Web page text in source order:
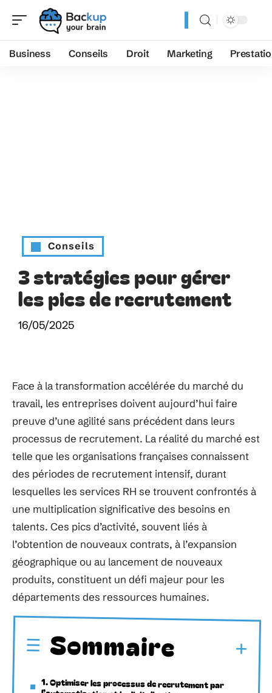
Business Conseils Droit Marketing
Conseils
3 stratégies pour gérer
les pics de recrutement
16/05/2025
Face à la transformation accélérée du marché du
travail, les entreprises doivent aujourd’hui faire
preuve d’une agilité sans précédent dans leurs
processus de recrutement. La réalité du marché est
telle que les organisations françaises connaissent
des périodes de recrutement intensif, durant
lesquelles les services RH se trouvent confrontés à
une multiplication significative des besoins en
talents. Ces pics d’activité, souvent liés à
l’obtention de nouveaux contrats, à l’expansion
géographique ou au lancement de nouveaux
produits, constituent un défi majeur pour les
départements des ressources humaines.
Sommaire
1. Optimiser les processus de recrutement par